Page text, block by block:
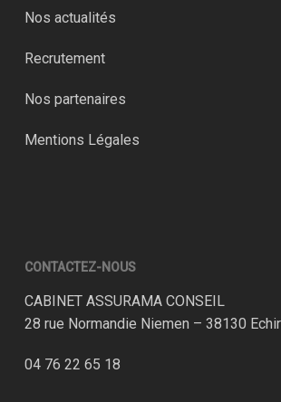
Nos actualités
Recrutement
Nos partenaires
Mentions Légales
CONTACTEZ-NOUS
CABINET ASSURAMA CONSEIL
28 rue Normandie Niemen – 38130
04 76 22 65 18